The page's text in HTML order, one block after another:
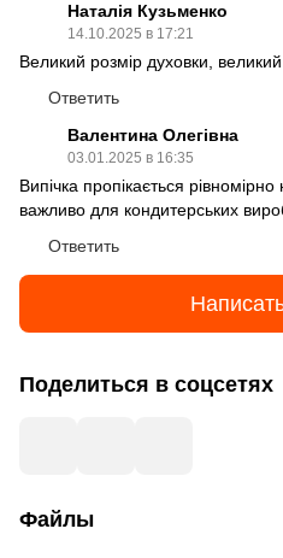
Наталія Кузьменко
14.10.2025 в 17:21
Великий розмір духовки,
Ответить
Валентина Олегівна
03.01.2025 в 16:35
Випічка пропікається
важливо для кондитерських
Ответить
Поделиться в соцсетях
Файлы